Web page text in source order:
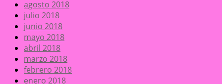
agosto 2018
julio 2018
junio 2018
mayo 2018
abril 2018
marzo 2018
febrero 2018
enero 2018